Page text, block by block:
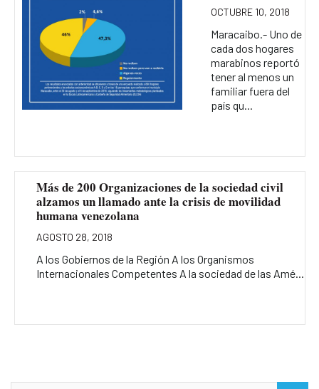
OCTUBRE 10, 2018
Maracaibo.- Uno de
cada dos hogares
marabinos reportó
tener al menos un
familiar fuera del
país qu...
Más de 200 Organizaciones de la sociedad civil
alzamos un llamado ante la crisis de movilidad
humana venezolana
AGOSTO 28, 2018
A los Gobiernos de la Región A los Organismos
Internacionales Competentes A la sociedad de las Amé...